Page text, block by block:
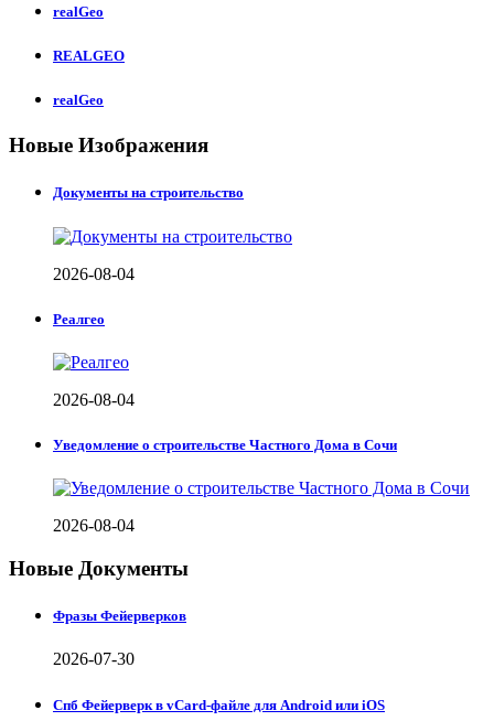
realGeo
REALGEO
realGeo
Новые Изображения
Документы на строительство
2026-08-04
Реалгео
2026-08-04
Уведомление о строительстве Частного Дома в Сочи
2026-08-04
Новые Документы
Фразы Фейерверков
2026-07-30
Спб Фейерверк в vCard-файле для Android или iOS